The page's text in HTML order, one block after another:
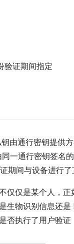
验证期间指定
由通行密钥提供
一通行密钥签名
期间与设备进行了
仅仅是某个人，正
生物识别信息还是
否执行了用户验证